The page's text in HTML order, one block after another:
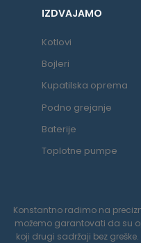
IZDVAJAMO
Kotlovi
Bojleri
Kupatilska oprema
Podno grejanje
Baterije
Toplotne pumpe
Konstantno radimo na
možemo garantovati da su
koji drugi sadržaji bez